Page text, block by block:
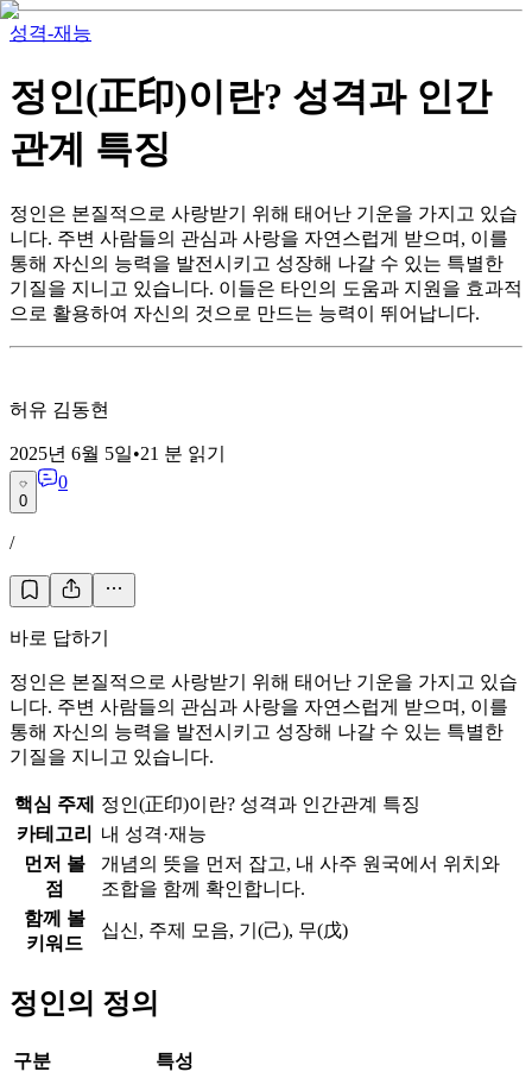
성격-재능
정인(正印)이란? 성격과 인간
관계 특징
정인은 본질적으로 사랑받기 위해 태어난 기운을 가지고 있습
니다. 주변 사람들의 관심과 사랑을 자연스럽게 받으며, 이를
통해 자신의 능력을 발전시키고 성장해 나갈 수 있는 특별한
기질을 지니고 있습니다. 이들은 타인의 도움과 지원을 효과적
으로 활용하여 자신의 것으로 만드는 능력이 뛰어납니다.
허유 김동현
2025년 6월 5일•21 분 읽기
0
0
/
바로 답하기
정인은 본질적으로 사랑받기 위해 태어난 기운을 가지고 있습
니다. 주변 사람들의 관심과 사랑을 자연스럽게 받으며, 이를
통해 자신의 능력을 발전시키고 성장해 나갈 수 있는 특별한
기질을 지니고 있습니다.
핵심 주제
정인(正印)이란? 성격과 인간관계 특징
카테고리
내 성격·재능
먼저 볼
점
개념의 뜻을 먼저 잡고, 내 사주 원국에서 위치와
조합을 함께 확인합니다.
함께 볼
키워드
십신, 주제 모음, 기(己), 무(戊)
정인의 정의
구분
특성